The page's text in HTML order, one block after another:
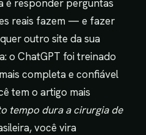
é responder perguntas
reais fazem — e fazer
outro site da sua
o ChatGPT foi treinado
completa e confiável
tem o artigo mais
tempo dura a cirurgia de
você vira